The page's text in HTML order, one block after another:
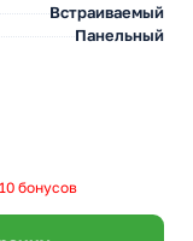
Встраиваемый
Панельный
бонусов